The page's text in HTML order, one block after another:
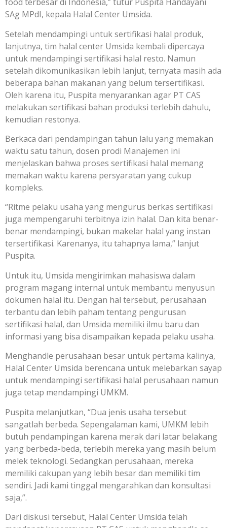
SAg MPdI, kepala Halal Center Umsida.
Setelah mendampingi untuk sertifikasi halal produk,
lanjutnya, tim halal center Umsida kembali dipercaya
untuk mendampingi sertifikasi halal resto. Namun
setelah dikomunikasikan lebih lanjut, ternyata masih ada
beberapa bahan makanan yang belum tersertifikasi.
Oleh karena itu, Puspita menyarankan agar PT CAS
melakukan sertifikasi bahan produksi terlebih dahulu,
kemudian restonya.
Berkaca dari pendampingan tahun lalu yang memakan
waktu satu tahun, dosen prodi Manajemen ini
menjelaskan bahwa proses sertifikasi halal memang
memakan waktu karena persyaratan yang cukup
kompleks.
“Ritme pelaku usaha yang mengurus berkas sertifikasi
juga mempengaruhi terbitnya izin halal. Dan kita benar-
benar mendampingi, bukan makelar halal yang instan
tersertifikasi. Karenanya, itu tahapnya lama,” lanjut
Puspita.
Untuk itu, Umsida mengirimkan mahasiswa dalam
program magang internal untuk membantu menyusun
dokumen halal itu. Dengan hal tersebut, perusahaan
terbantu dan lebih paham tentang pengurusan
sertifikasi halal, dan Umsida memiliki ilmu baru dan
informasi yang bisa disampaikan kepada pelaku usaha.
Menghandle perusahaan besar untuk pertama kalinya,
Halal Center Umsida berencana untuk melebarkan sayap
untuk mendampingi sertifikasi halal perusahaan namun
juga tetap mendampingi UMKM.
Puspita melanjutkan, “Dua jenis usaha tersebut
sangatlah berbeda. Sepengalaman kami, UMKM lebih
butuh pendampingan karena merak dari latar belakang
yang berbeda-beda, terlebih mereka yang masih belum
melek teknologi. Sedangkan perusahaan, mereka
memiliki cakupan yang lebih besar dan memiliki tim
sendiri. Jadi kami tinggal mengarahkan dan konsultasi
saja,”.
Dari diskusi tersebut, Halal Center Umsida telah